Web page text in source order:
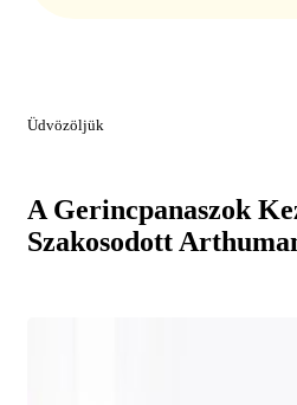
Üdvözöljük
A Gerincpanaszok
Szakosodott